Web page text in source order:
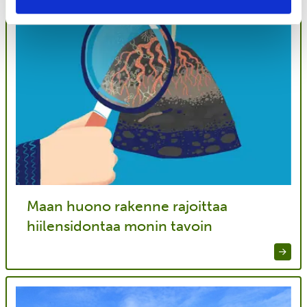
Maan huono rakenne rajoittaa
hiilensidontaa monin tavoin